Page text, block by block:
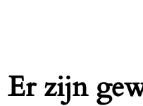
Er zijn